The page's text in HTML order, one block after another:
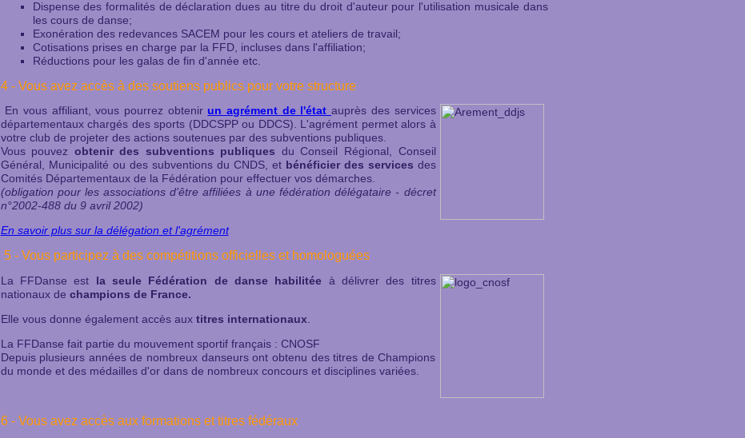
Dispense des formalités de déclaration dues au titre du droit d'auteur pour l'utilisation musicale dans
les cours de danse;
Exonération des redevances SACEM pour les cours et ateliers de travail;
Cotisations prises en charge par la FFD, incluses dans l'affiliation;
Réductions pour les galas de fin d'année etc.
4 - Vous avez accès à des soutiens publics pour votre structure
En vous affiliant, vous pourrez obtenir un agrément de l'étatauprès des services
départementaux chargés des sports (DDCSPP ou DDCS). L'agrément permet alors à
votre club de projeter des actions soutenues par des subventions publiques.
Vous pouvez obtenir des subventions publiques du Conseil Régional, Conseil
Général, Municipalité ou des subventions du CNDS, et bénéficier des services des
Comités Départementaux de la Fédération pour effectuer vos démarches.
(obligation pour les associations d'être affiliées à une fédération délégataire - décret
n°2002-488 du 9 avril 2002)
En savoir plus sur la délégation et l'agrément
5 - Vous participez à des compétitions officielles et homologuées
La FFDanse est la seule Fédération de danse habilitée à délivrer des titres
nationaux de champions de France.
Elle vous donne également accès auxtitres internationaux
La FFDanse fait partie du mouvement sportif français : CNOSF
Depuis plusieurs années de nombreux danseurs ont obtenu des titres de Champions
du monde et des médailles d'or dans de nombreux concours et disciplines variées.
6 - Vous avez accès aux formations et titres fédéraux